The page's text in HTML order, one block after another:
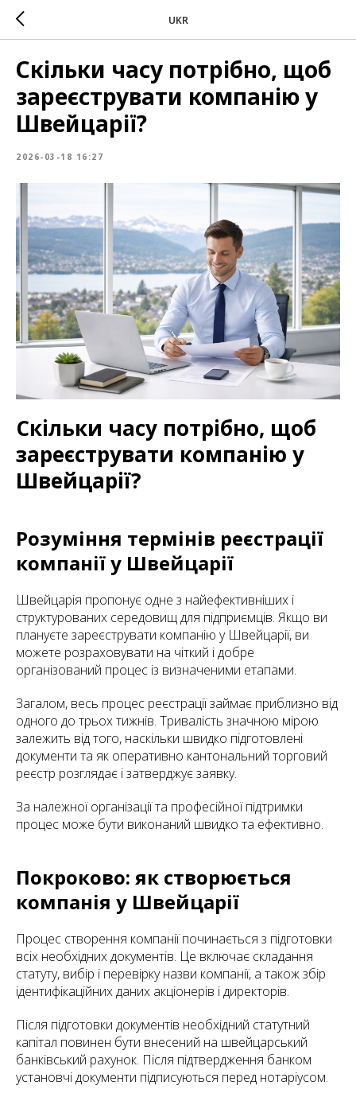
UKR
Скільки часу потрібно, щоб
зареєструвати компанію у
Швейцарії?
2026-03-18 16:27
Скільки часу потрібно, щоб
зареєструвати компанію у
Швейцарії?
Розуміння термінів реєстрації
компанії у Швейцарії
Швейцарія пропонує одне з найефективніших і
структурованих середовищ для підприємців. Якщо ви
плануєте зареєструвати компанію у Швейцарії, ви
можете розраховувати на чіткий і добре
організований процес із визначеними етапами.
Загалом, весь процес реєстрації займає приблизно від
одного до трьох тижнів. Тривалість значною мірою
залежить від того, наскільки швидко підготовлені
документи та як оперативно кантональний торговий
реєстр розглядає і затверджує заявку.
За належної організації та професійної підтримки
процес може бути виконаний швидко та ефективно.
Покроково: як створюється
компанія у Швейцарії
Процес створення компанії починається з підготовки
всіх необхідних документів. Це включає складання
статуту, вибір і перевірку назви компанії, а також збір
ідентифікаційних даних акціонерів і директорів.
Після підготовки документів необхідний статутний
капітал повинен бути внесений на швейцарський
банківський рахунок. Після підтвердження банком
установчі документи підписуються перед нотаріусом.